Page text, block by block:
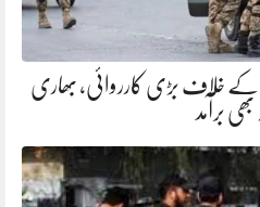
کے خلاف بڑی کارروائی، بھاری
بھی برآمد